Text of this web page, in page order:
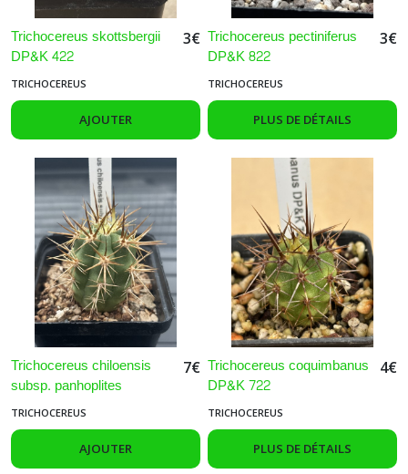
Trichocereus skottsbergii
DP&K 422
3€
TRICHOCEREUS
AJOUTER
Trichocereus pectiniferus
DP&K 822
3€
TRICHOCEREUS
PLUS DE DÉTAILS
Trichocereus chiloensis
subsp. panhoplites
7€
TRICHOCEREUS
AJOUTER
Trichocereus coquimbanus
DP&K 722
4€
TRICHOCEREUS
PLUS DE DÉTAILS